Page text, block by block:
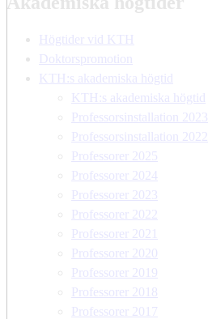
Högtider vid KTH
Doktorspromotion
KTH:s akademiska högtid
KTH:s akademiska högtid
Professorsinstallation 2023
Professorsinstallation 2022
Professorer 2025
Professorer 2024
Professorer 2023
Professorer 2022
Professorer 2021
Professorer 2020
Professorer 2019
Professorer 2018
Professorer 2017